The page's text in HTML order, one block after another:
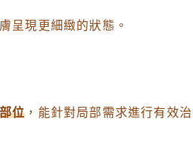
呈現更細緻的狀態。
位 ，能針對局部需求進行有效治